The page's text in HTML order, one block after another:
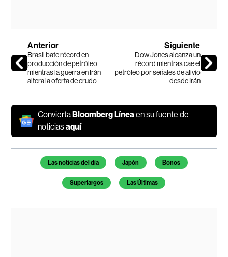
Anterior
Brasil bate récord en
producción de petróleo
mientras la guerra en Irán
altera la oferta de crudo
Siguiente
Dow Jones alcanza un
récord mientras cae el
petróleo por señales de alivio
desde Irán
Convierta Bloomberg Líneaen su fuente de
noticiasaquí
Temas de este artículo
Las noticias del día Japón Bonos
Superlargos Las Últimas